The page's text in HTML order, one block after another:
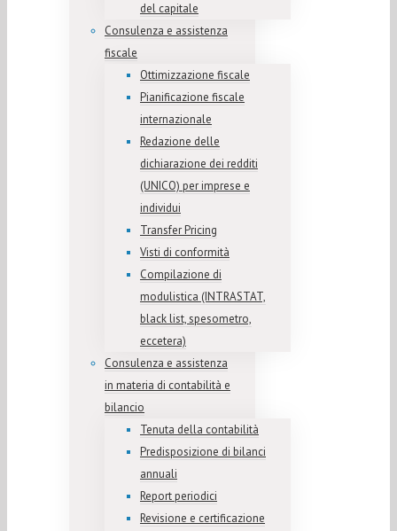
del capitale
Consulenza e assistenza
fiscale
Ottimizzazione fiscale
Pianificazione fiscale
internazionale
Redazione delle
dichiarazione dei redditi
(UNICO) per imprese e
individui
Transfer Pricing
Visti di conformità
Compilazione di
modulistica (INTRASTAT,
black list, spesometro,
eccetera)
Consulenza e assistenza
in materia di contabilità e
bilancio
Tenuta della contabilità
Predisposizione di bilanci
annuali
Report periodici
Revisione e certificazione